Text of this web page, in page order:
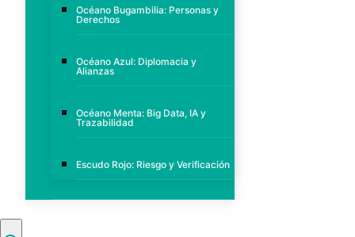
Océano Bugambilia: Personas y
Derechos
Océano Azul: Diplomacia y
Alianzas
Océano Menta: Big Data, IA y
Trazabilidad
Escudo Rojo: Riesgo y Verificación